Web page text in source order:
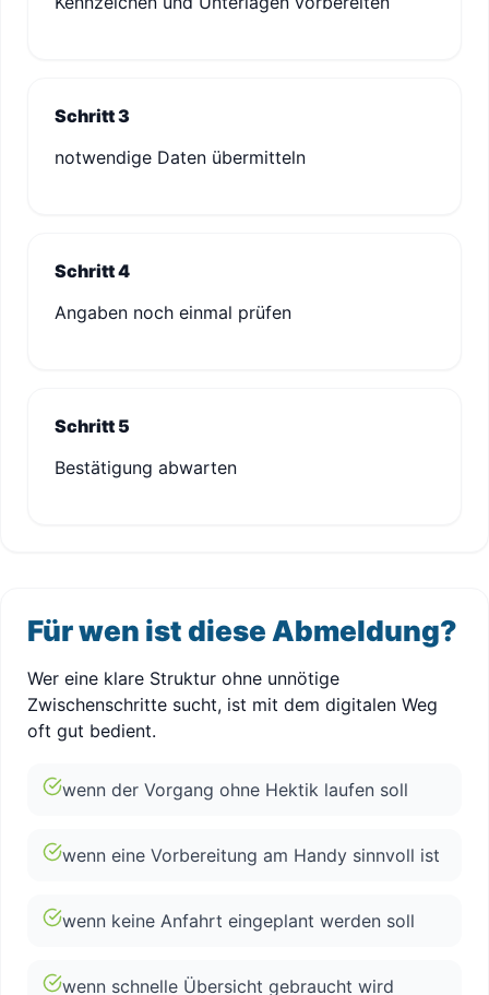
Schritt 3
notwendige Daten übermitteln
Schritt 4
Angaben noch einmal prüfen
Schritt 5
Bestätigung abwarten
Für wen ist diese Abmeldung?
Wer eine klare Struktur ohne unnötige
Zwischenschritte sucht, ist mit dem digitalen Weg
oft gut bedient.
wenn der Vorgang ohne Hektik laufen soll
wenn eine Vorbereitung am Handy sinnvoll ist
wenn keine Anfahrt eingeplant werden soll
wenn schnelle Übersicht gebraucht wird